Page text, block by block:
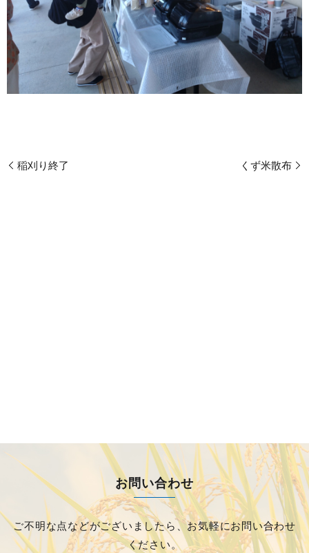
稲刈り終了 くず米散布
お問い合わせ
ご不明な点などがございましたら、お気軽にお問い合わせ
ください。